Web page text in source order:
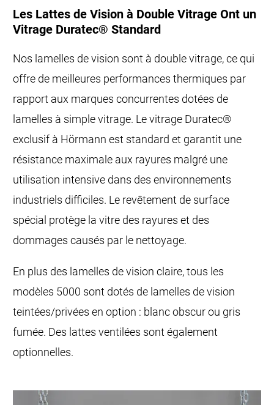
Les Lattes de Vision à Double Vitrage Ont un
Vitrage Duratec® Standard
Nos lamelles de vision sont à double vitrage, ce qui
offre de meilleures performances thermiques par
rapport aux marques concurrentes dotées de
lamelles à simple vitrage. Le vitrage Duratec®
exclusif à Hörmann est standard et garantit une
résistance maximale aux rayures malgré une
utilisation intensive dans des environnements
industriels difficiles. Le revêtement de surface
spécial protège la vitre des rayures et des
dommages causés par le nettoyage.
En plus des lamelles de vision claire, tous les
modèles 5000 sont dotés de lamelles de vision
teintées/privées en option : blanc obscur ou gris
fumée. Des lattes ventilées sont également
optionnelles.